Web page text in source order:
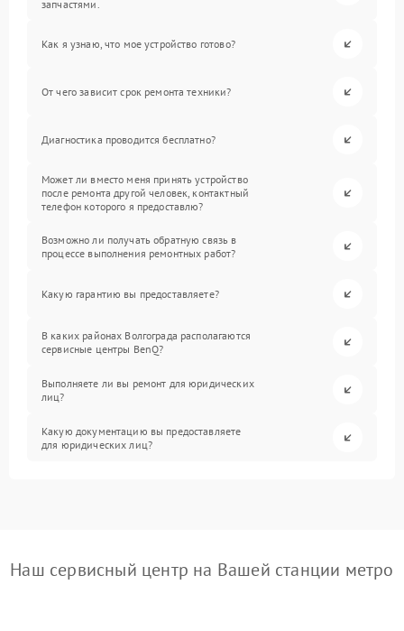
запчастями.
Как я узнаю, что мое устройство готово?
От чего зависит срок ремонта техники?
Диагностика проводится бесплатно?
Может ли вместо меня принять устройство
после ремонта другой человек, контактный
телефон которого я предоставлю?
Возможно ли получать обратную связь в
процессе выполнения ремонтных работ?
Какую гарантию вы предоставляете?
В каких районах Волгограда располагаются
сервисные центры BenQ?
Выполняете ли вы ремонт для юридических
лиц?
Какую документацию вы предоставляете
для юридических лиц?
Наш сервисный центр на Вашей станции метро